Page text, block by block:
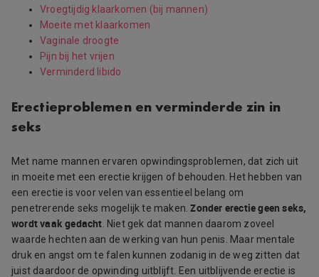
Vroegtijdig klaarkomen (bij mannen)
Moeite met klaarkomen
Vaginale droogte
Pijn bij het vrijen
Verminderd libido
Erectieproblemen en verminderde zin in
seks
Met name mannen ervaren opwindingsproblemen, dat zich uit
in moeite met een erectie krijgen of behouden. Het hebben van
een erectie is voor velen van essentieel belang om
penetrerende seks mogelijk te maken.Zonder erectie geen seks,
wordt vaak gedacht . Niet gek dat mannen daarom zoveel
waarde hechten aan de werking van hun penis. Maar mentale
druk en angst om te falen kunnen zodanig in de weg zitten dat
juist daardoor de opwinding uitblijft. Een uitblijvende erectie is